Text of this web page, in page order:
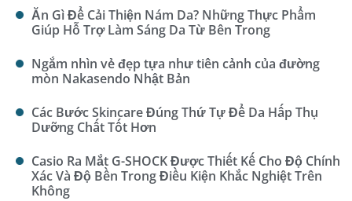
Ăn Gì Để Cải Thiện Nám Da? Những Thực Phẩm
Giúp Hỗ Trợ Làm Sáng Da Từ Bên Trong
Ngắm nhìn vẻ đẹp tựa như tiên cảnh của đường
mòn Nakasendo Nhật Bản
Các Bước Skincare Đúng Thứ Tự Để Da Hấp Thụ
Dưỡng Chất Tốt Hơn
Casio Ra Mắt G-SHOCK Được Thiết Kế Cho Độ Chính
Xác Và Độ Bền Trong Điều Kiện Khắc Nghiệt Trên
Không